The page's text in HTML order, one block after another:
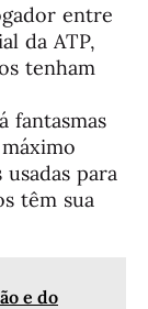
entre
da ATP,
tenham
fantasmas
para
têm sua
e do